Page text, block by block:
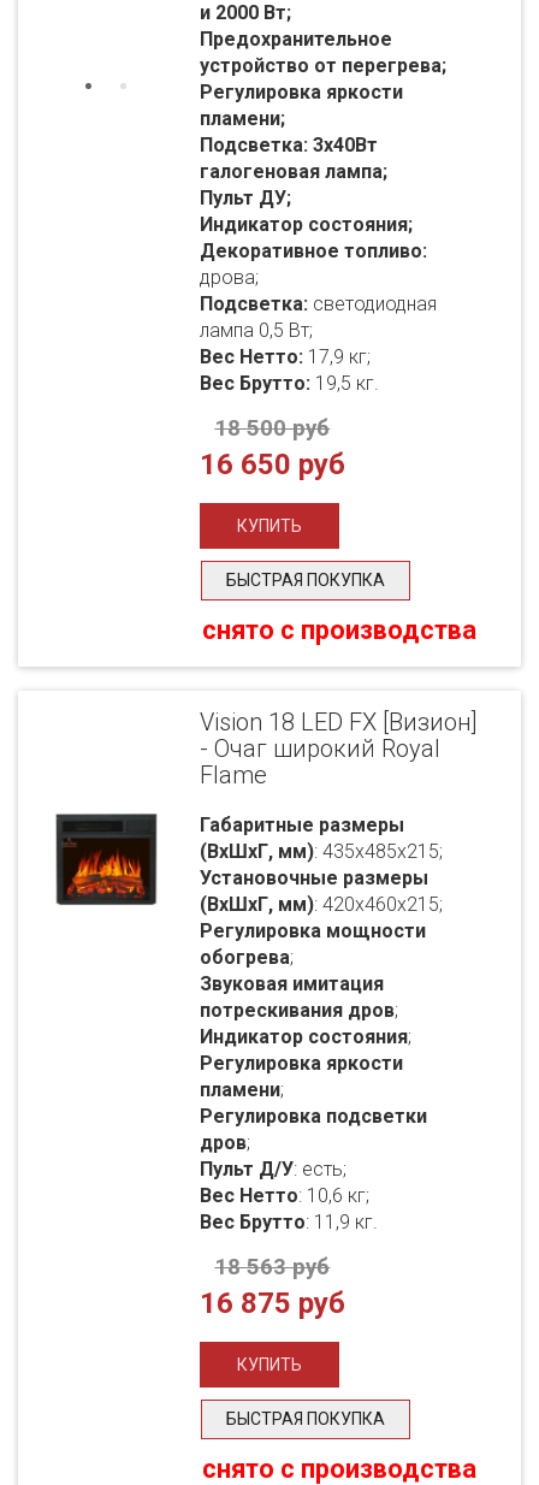
и 2000 Вт;
Предохранительное
устройство от перегрева;
Регулировка яркости
пламени;
Подсветка: 3х40Вт
галогеновая лампа;
Пульт ДУ;
Индикатор состояния;
Декоративное топливо:
дрова;
Подсветка: светодиодная
лампа 0,5 Вт;
Вес Нетто: 17,9 кг;
Вес Брутто: 19,5 кг.
18 500 руб
16 650 руб
БЫСТРАЯ ПОКУПКА
снято с производства
Vision 18 LED FX [Визион]
- Очаг широкий Royal
Flame
Габаритные размеры
(ВхШхГ, мм): 435x485x215;
Установочные размеры
(ВхШхГ, мм): 420x460x215;
Регулировка мощности
обогрева;
Звуковая имитация
потрескивания дров;
Индикатор состояния;
Регулировка яркости
пламени;
Регулировка подсветки
дров;
Пульт Д/У: есть;
Вес Нетто: 10,6 кг;
Вес Брутто: 11,9 кг.
18 563 руб
16 875 руб
БЫСТРАЯ ПОКУПКА
снято с производства